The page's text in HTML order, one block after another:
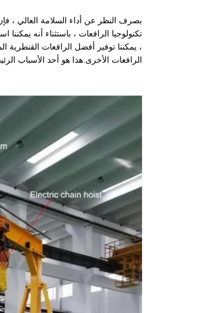
بصرف النظر عن أداء السلامة العالي ،
تكنولوجيا الرافعات ، باستثناء أنه يمكننا
، يمكننا توفير أفضل الرافعات القنطرية
الرافعات الأخرى.هذا هو أحد الأسباب